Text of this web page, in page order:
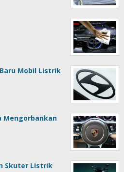
Mobil Listrik
Mengorbankan
Skuter Listrik